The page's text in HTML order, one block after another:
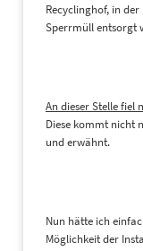
Recyclinghof, in
Sperrmüll entsorgt
An dieser Stelle fiel
Diese kommt nicht
und erwähnt.
Nun hätte ich
Möglichkeit der